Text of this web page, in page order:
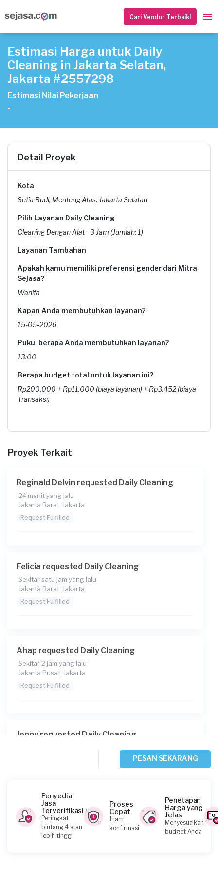
Cari Vendor Terbaik!
Estimasi Harga untuk Daily
Cleaning in Jakarta Selatan,
Jakarta #2557298
Estimasi Nilai Pekerjaan
-
Detail Proyek
Kota
Setia Budi, Menteng Atas, Jakarta Selatan
Pilih Layanan Daily Cleaning
Cleaning Dengan Alat - 3 Jam (Jumlah: 1)
Layanan Tambahan
Apakah kamu memiliki preferensi gender dari Mitra
Sejasa?
Wanita
Kapan Anda membutuhkan layanan?
15-05-2026
Pukul berapa Anda membutuhkan layanan?
13:00
Berapa budget total untuk layanan ini?
Rp200.000 + Rp11.000 (biaya layanan) + Rp3.452 (biaya
Transaksi)
Proyek Terkait
Reginald Delvin requested Daily Cleaning
24 menit yang lalu
Jakarta Barat, Jakarta
Request Fulfilled
Felicia requested Daily Cleaning
Sekitar satu jam yang lalu
Jakarta Barat, Jakarta
Request Fulfilled
Ahap requested Daily Cleaning
Sekitar 2 jam yang lalu
Jakarta Pusat, Jakarta
Request Fulfilled
Jenny requested Daily Cleaning
Nadiyah requested Daily Cleaning
Sekitar 4 jam yang lalu
Jakarta Barat, Jakarta
PESAN SEKARANG
Penyedia
Jasa
Terverifikasi
Peringkat
bintang 4 atau
lebih tinggi
Proses
Cepat
1 jam
konfirmasi
Penetapan
Harga yang
Jelas
Menyesuaikan
budget Anda